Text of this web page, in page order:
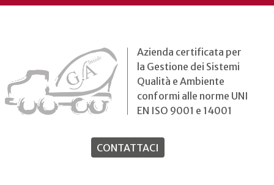
Azienda certificata per
la Gestione dei Sistemi
Qualità e Ambiente
conformi alle norme UNI
EN ISO 9001 e 14001
CONTATTACI